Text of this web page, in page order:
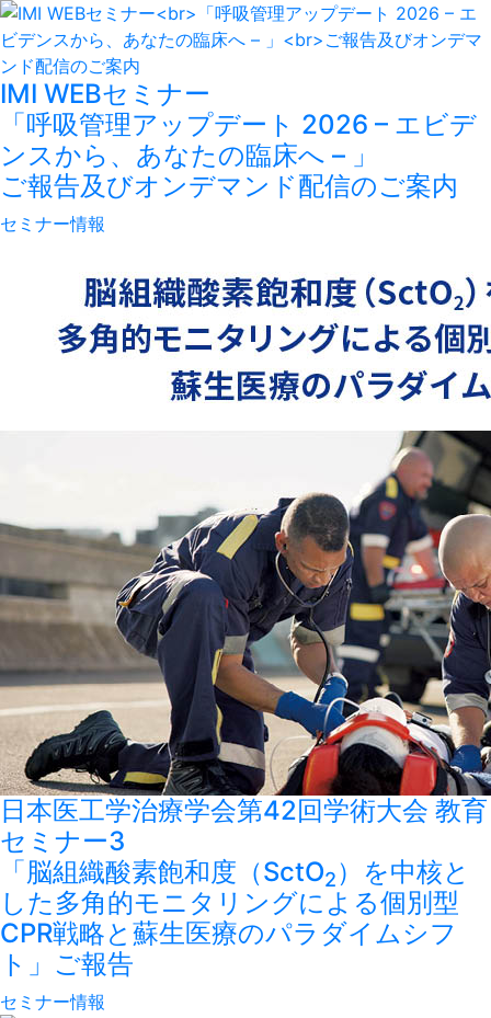
IMI WEBセミナー
「呼吸管理アップデート 2026 – エビデ
ンスから、あなたの臨床へ – 」
ご報告及びオンデマンド配信のご案内
セミナー情報
日本医工学治療学会第42回学術大会 教育
セミナー3
「脳組織酸素飽和度（SctO2）を中核と
した多角的モニタリングによる個別型
CPR戦略と蘇生医療のパラダイムシフ
ト」ご報告
セミナー情報